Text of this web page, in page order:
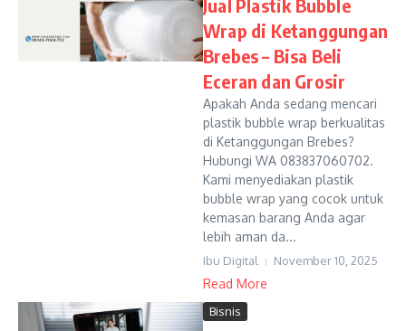
Jual Plastik Bubble
Wrap di Ketanggungan
Brebes – Bisa Beli
Eceran dan Grosir
Apakah Anda sedang mencari
plastik bubble wrap berkualitas
di Ketanggungan Brebes?
Hubungi WA 083837060702.
Kami menyediakan plastik
bubble wrap yang cocok untuk
kemasan barang Anda agar
lebih aman da...
Ibu Digital November 10, 2025
Read More
Bisnis